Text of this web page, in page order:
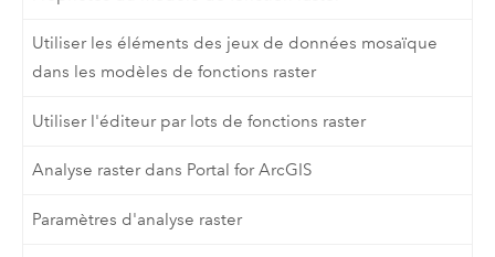
Utiliser les éléments des jeux de données mosaïque
dans les modèles de fonctions raster
Utiliser l'éditeur par lots de fonctions raster
Analyse raster dans Portal for ArcGIS
Paramètres d'analyse raster